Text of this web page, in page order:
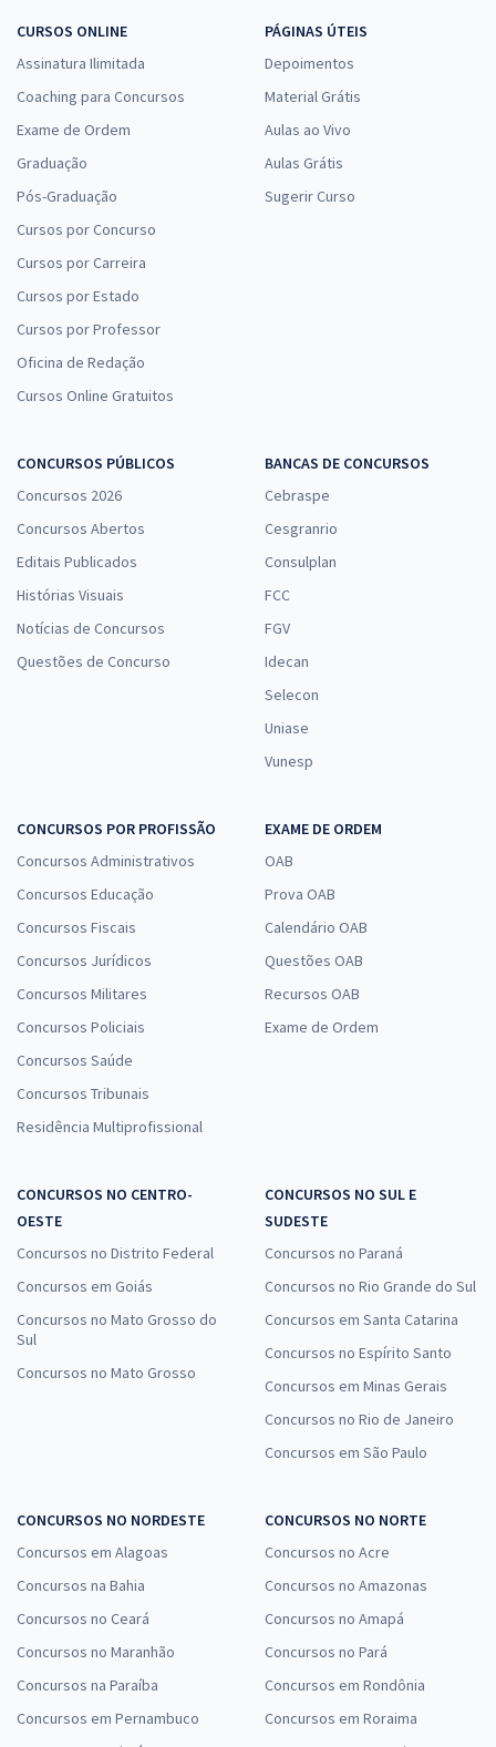
CURSOS ONLINE
Assinatura Ilimitada
Coaching para Concursos
Exame de Ordem
Graduação
Pós-Graduação
Cursos por Concurso
Cursos por Carreira
Cursos por Estado
Cursos por Professor
Oficina de Redação
Cursos Online Gratuitos
PÁGINAS ÚTEIS
Depoimentos
Material Grátis
Aulas ao Vivo
Aulas Grátis
Sugerir Curso
CONCURSOS PÚBLICOS
Concursos 2026
Concursos Abertos
Editais Publicados
Histórias Visuais
Notícias de Concursos
Questões de Concurso
BANCAS DE CONCURSOS
Cebraspe
Cesgranrio
Consulplan
FCC
FGV
Idecan
Selecon
Uniase
Vunesp
CONCURSOS POR PROFISSÃO
Concursos Administrativos
Concursos Educação
Concursos Fiscais
Concursos Jurídicos
Concursos Militares
Concursos Policiais
Concursos Saúde
Concursos Tribunais
Residência Multiprofissional
EXAME DE ORDEM
OAB
Prova OAB
Calendário OAB
Questões OAB
Recursos OAB
Exame de Ordem
CONCURSOS NO CENTRO-
OESTE
Concursos no Distrito Federal
Concursos em Goiás
Concursos no Mato Grosso do
Sul
Concursos no Mato Grosso
CONCURSOS NO SUL E
SUDESTE
Concursos no Paraná
Concursos no Rio Grande do Sul
Concursos em Santa Catarina
Concursos no Espírito Santo
Concursos em Minas Gerais
Concursos no Rio de Janeiro
Concursos em São Paulo
CONCURSOS NO NORDESTE
Concursos em Alagoas
Concursos na Bahia
Concursos no Ceará
Concursos no Maranhão
Concursos na Paraíba
Concursos em Pernambuco
CONCURSOS NO NORTE
Concursos no Acre
Concursos no Amazonas
Concursos no Amapá
Concursos no Pará
Concursos em Rondônia
Concursos em Roraima